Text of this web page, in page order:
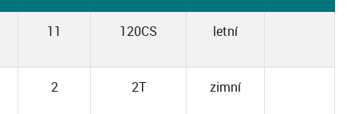
11 120CS letní
2 2T zimní